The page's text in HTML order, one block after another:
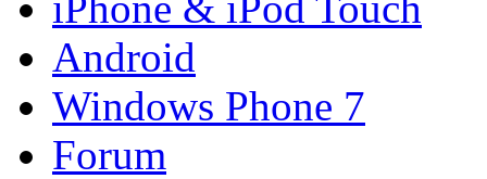
Android
Windows Phone 7
Forum